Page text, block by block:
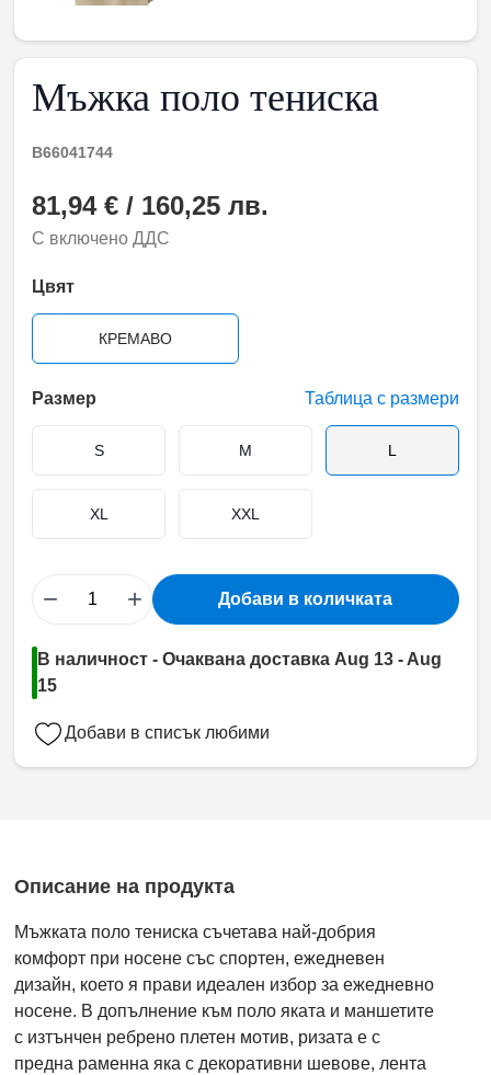
Мъжка поло тениска
B66041744
81,94 € / 160,25 лв.
С включено ДДС
Цвят
КРЕМАВО
Размер Таблица с размери
S M L
XL XXL
− + Добави в количката
В наличност - Очаквана доставка Aug 13 - Aug
15
Добави в списък любими
Описание на продукта
Мъжката поло тениска съчетава най-добрия
комфорт при носене със спортен, ежедневен
дизайн, което я прави идеален избор за ежедневно
носене. В допълнение към поло яката и маншетите
с изтънчен ребрено плетен мотив, ризата е с
предна раменна яка с декоративни шевове, лента